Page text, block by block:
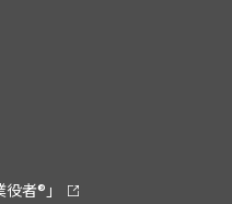
者®」